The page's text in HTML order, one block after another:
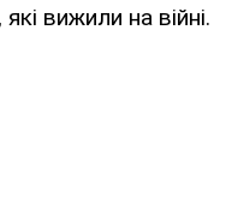
вижили на війні.